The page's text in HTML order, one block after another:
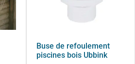
Buse de refoulement
piscines bois Ubbink